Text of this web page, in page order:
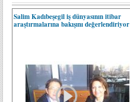
Salim Kadıbeşegil iş dünyasının itibar
araştırmalarına bakışını değerlendiriyor